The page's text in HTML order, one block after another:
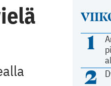
1
2